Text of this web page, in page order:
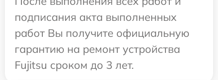
подписания акта выполненных
работ Вы получите официальную
гарантию на ремонт устройства
Fujitsu сроком до 3 лет.